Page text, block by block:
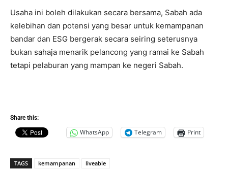
Usaha ini boleh dilakukan secara bersama, Sabah ada
kelebihan dan potensi yang besar untuk kemampanan
bandar dan ESG bergerak secara seiring seterusnya
bukan sahaja menarik pelancong yang ramai ke Sabah
tetapi pelaburan yang mampan ke negeri Sabah.
Share this:
WhatsApp Telegram Print
TAGS kemampanan liveable